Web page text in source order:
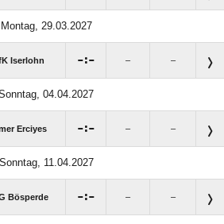
Montag, 29.03.2027
Iserlohn : – –
04.04.2027
Erciyes : – –
Sonntag, 11.04.2027
Bösperde : – –